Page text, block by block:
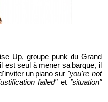
Up, groupe punk du Grand
est seul à mener sa barque, il
un piano sur "you're not
failed"et "situation"